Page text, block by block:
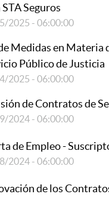
Seguros
2025 - 06:00:00
Medidas en Materia
Público de Justicia
2025 - 06:00:00
de Contratos de
2024 - 06:00:00
de Empleo -
2024 - 06:00:00
de los